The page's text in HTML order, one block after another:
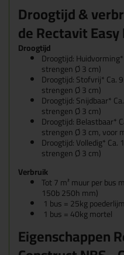
Droogtijd &
de Rectavit
Droogtijd
Droogtijd:
strengen Ø 3 cm)
Droogtijd: Stofvrij* Ca.
strengen Ø 3 cm)
Droogtijd: Snijdbaar*
strengen Ø 3 cm)
Droogtijd: Belastbaar*
strengen Ø 3 cm, voor
Droogtijd: Volledig* Ca.
strengen Ø 3 cm)
Verbruik
Tot 7 m² muur per bus
150b 250h mm)
1 bus = 25kg poederlijm
1 bus = 40kg mortel
Eigenschappen